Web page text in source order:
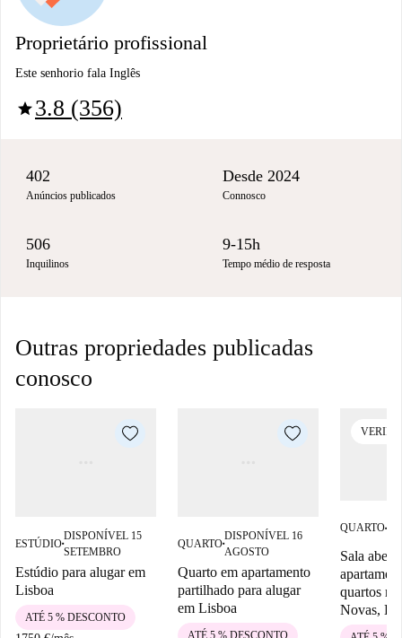
Proprietário profissional
Este senhorio fala Inglês
star3.8 (356)
402
Anúncios publicados
Desde 2024
Connosco
506
Inquilinos
9-15h
Tempo médio de resposta
Outras propriedades publicadas
conosco
ESTÚDIO■
DISPONÍVEL 15
SETEMBRO
Estúdio para alugar em
Lisboa
ATÉ 5 % DESCONTO
QUARTO■
DISPONÍVEL 16
AGOSTO
Quarto em apartamento
partilhado para alugar
em Lisboa
ATÉ 5 % DESCONTO
QUARTO■
Sala
quartos
Novas,